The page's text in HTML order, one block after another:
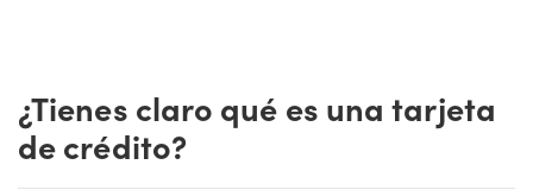
¿Tienes claro qué es una tarjeta
de crédito?